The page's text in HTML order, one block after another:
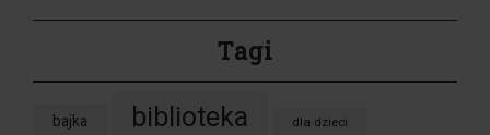
Tagi
bajka biblioteka dla dzieci